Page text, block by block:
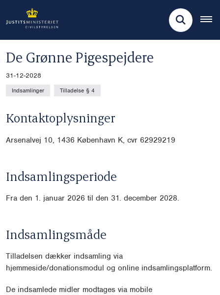
De Grønne Pigespejdere
31-12-2028
Indsamlinger Tilladelse § 4
Kontaktoplysninger
Arsenalvej 10, 1436 København K, cvr 62929219
Indsamlingsperiode
Fra den 1. januar 2026 til den 31. december 2028.
Indsamlingsmåde
Tilladelsen dækker indsamling via
hjemmeside/donationsmodul og online indsamlingsplatform.
De indsamlede midler modtages via mobile